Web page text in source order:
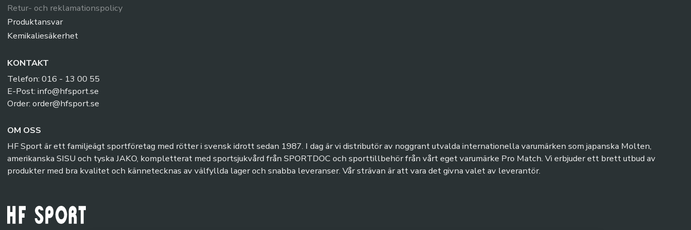
Retur- och reklamationspolicy
Produktansvar
Kemikaliesäkerhet
KONTAKT
Telefon: 016 - 13 00 55
E-Post: info@hfsport.se
Order: order@hfsport.se
OM OSS
HF Sport är ett familjeägt sportföretag med rötter i svensk idrott sedan 1987. I dag är vi distributör av noggrant utvalda internationella varumärken som japanska Molten,
amerikanska SISU och tyska JAKO, kompletterat med sportsjukvård från SPORTDOC och sporttillbehör från vårt eget varumärke Pro Match. Vi erbjuder ett brett utbud av
produkter med bra kvalitet och kännetecknas av välfyllda lager och snabba leveranser. Vår strävan är att vara det givna valet av leverantör.